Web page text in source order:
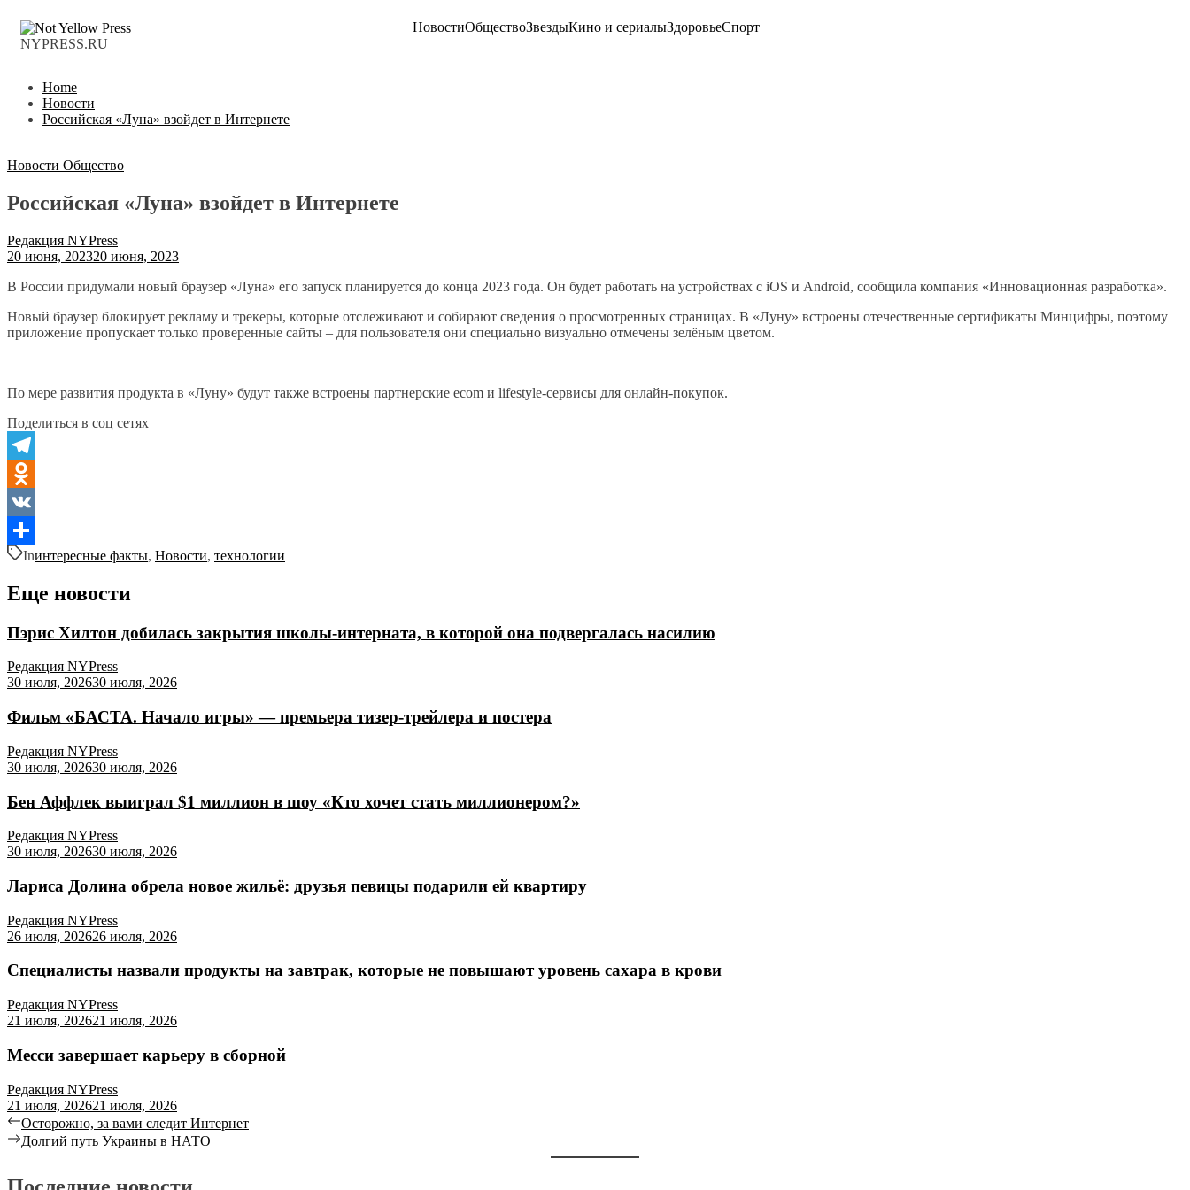
NYPRESS.RU
НовостиОбществоЗвездыКино и сериалыЗдоровьеСпорт
Home
Новости
Российская «Луна» взойдет в Интернете
Новости Общество
Российская «Луна» взойдет в Интернете
Редакция NYPress
20 июня, 202320 июня, 2023
В России придумали новый браузер «Луна» его запуск планируется до конца 2023 года. Он будет работать на устройствах с iOS и Android, сообщила компания «Инновационная разработка».
Новый браузер блокирует рекламу и трекеры, которые отслеживают и собирают сведения о просмотренных страницах. В «Луну» встроены отечественные сертификаты Минцифры, поэтому
приложение пропускает только проверенные сайты – для пользователя они специально визуально отмечены зелёным цветом.
По мере развития продукта в «Луну» будут также встроены партнерские ecom и lifestyle-сервисы для онлайн-покупок.
Поделиться в соц сетях
Telegram
Odnoklassniki
VK
Отправить
Inинтересные факты, Новости, технологии
Еще новости
Пэрис Хилтон добилась закрытия школы-интерната, в которой она подвергалась насилию
Редакция NYPress
30 июля, 202630 июля, 2026
Фильм «БАСТА. Начало игры» — премьера тизер-трейлера и постера
Редакция NYPress
30 июля, 202630 июля, 2026
Бен Аффлек выиграл $1 миллион в шоу «Кто хочет стать миллионером?»
Редакция NYPress
30 июля, 202630 июля, 2026
Лариса Долина обрела новое жильё: друзья певицы подарили ей квартиру
Редакция NYPress
26 июля, 202626 июля, 2026
Специалисты назвали продукты на завтрак, которые не повышают уровень сахара в крови
Редакция NYPress
21 июля, 202621 июля, 2026
Месси завершает карьеру в сборной
Редакция NYPress
21 июля, 202621 июля, 2026
Осторожно, за вами следит Интернет
Долгий путь Украины в НАТО